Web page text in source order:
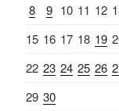
8
9 10 11 12
15 16 17 18 19
22 23 24 25 26
29 30